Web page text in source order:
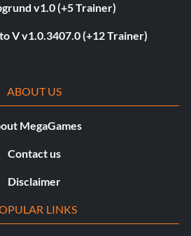
v1.0 (+5 Trainer)
V v1.0.3407.0 (+12 Trainer)
ABOUT US
MegaGames
Contact us
Disclaimer
LINKS